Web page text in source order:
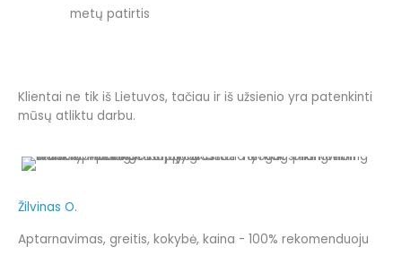
metų patirtis
Klientai ne tik iš Lietuvos, tačiau ir iš užsienio yra patenkinti
mūsų atliktu darbu.
Žilvinas O.
Aptarnavimas, greitis, kokybė, kaina - 100% rekomenduoju